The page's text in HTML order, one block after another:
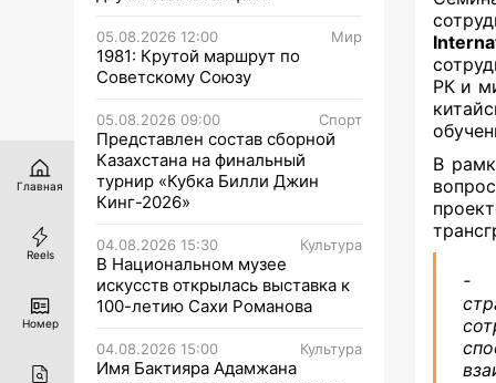
05.08.2026 12:00 Мир
1981: Крутой маршрут по
Советскому Союзу
05.08.2026 09:00 Спорт
Представлен состав сборной
Казахстана на финальный
турнир «Кубка Билли Джин
Кинг-2026»
04.08.2026 15:30 Культура
В Национальном музее
искусств открылась выставка к
100-летию Сахи Романова
04.08.2026 15:00 Культура
Имя Бактияра Адамжана
РК и
В
-
Главная
Reels
Номер